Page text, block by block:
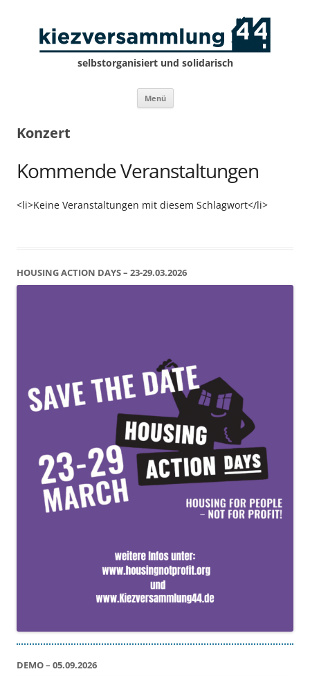
selbstorganisiert und solidarisch
Menü Zum
springen
Konzert
Kommende Veranstaltungen
<li>Keine Veranstaltungen mit diesem Schlagwort</li>
HOUSING ACTION DAYS – 23-29.03.2026
DEMO – 05.09.2026